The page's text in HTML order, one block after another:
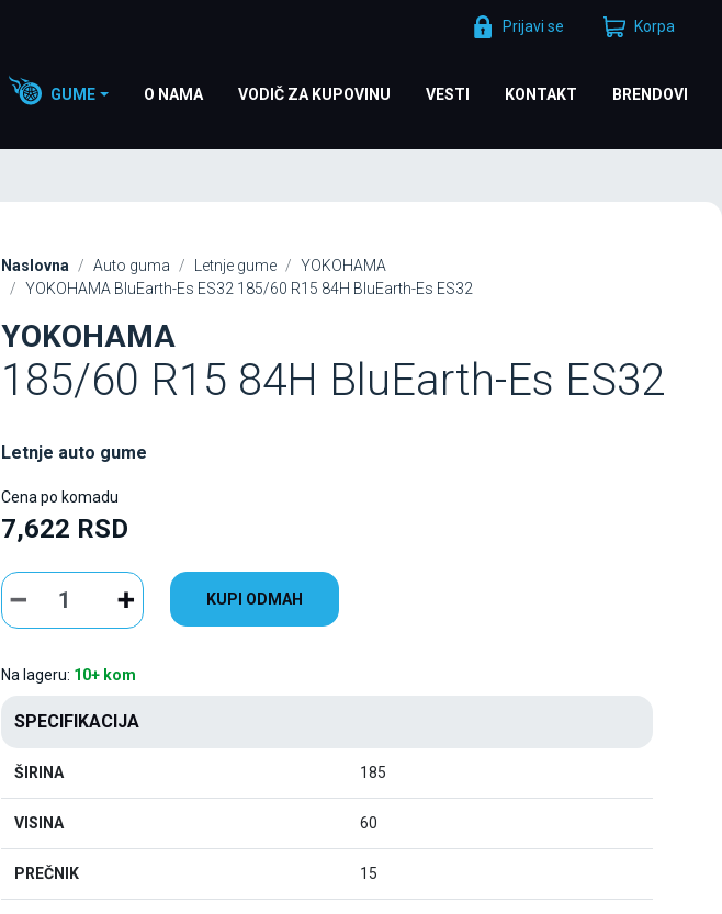
Prijavi se Korpa
GUME O NAMA VODIČ ZA KUPOVINU VESTI KONTAKT BRENDOVI
Naslovna Auto guma Letnje gume
YOKOHAMA
YOKOHAMA BluEarth-Es ES32 185/60 R15 84H BluEarth-Es ES32
YOKOHAMA
185/60 R15 84H BluEarth-Es ES32
Letnje auto gume
Cena po komadu
7,622 RSD
KUPI ODMAH
Na lageru: 10+ kom
SPECIFIKACIJA
ŠIRINA 185
VISINA 60
PREČNIK 15